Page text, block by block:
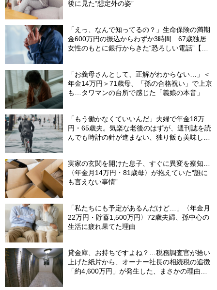
後に見た“想定外の姿”
「えっ、なんで知ってるの？」生命保険の満期
金600万円の振込からわずか3時間…67歳独居
女性のもとに銀行からきた“恐ろしい電話”【FP
「お義母さんとして、正解がわからない…」＜
年金14万円＞71歳母、「孫の合格祝い」で上京
も…タワマンの台所で感じた「義娘の本音」
「もう働かなくていいんだ」夫婦で年金18万
円・65歳夫。気楽な老後のはずが、週刊誌を読
んでも時計の針が進まない、独り飯も美味しく
実家の玄関を開けた息子、すぐに異変を察知…
〈年金月14万円・81歳母〉が抱えていた“誰に
も言えない事情”
「私たちにも予定があるんだけど…」〈年金月
22万円・貯蓄1,500万円〉72歳夫婦、孫中心の
生活に疲れ果てた理由
貸金庫、お持ちですよね？…税務調査官が拾い
上げた紙片から、オーナー社長の相続税の追徴
「約4,600万円」が発生した、まさかの理由